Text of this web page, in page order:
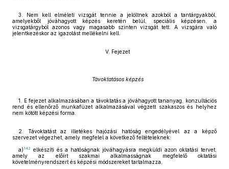
3. Nem kell elméleti vizsgát tennie a jelöltnek azokból a tantárgyakból,
amelyekből jóváhagyott képzés keretén belül, speciális képzésen, a
vizsgatárgyból azonos vagy magasabb szinten vizsgát tett. A vizsgára való
jelentkezéskor az igazolást mellékelni kell.
V. Fejezet
Távoktatásos képzés
1. E fejezet alkalmazásában a távoktatás a jóváhagyott tananyag, konzultációs
rend és ellenőrző munkafüzet alkalmazásával végzett szakaszos és helyhez
nem kötött képzési forma.
2. Távoktatást az illetékes hajózási hatóság engedélyével az a képző
szervezet végezhet, amely megfelel a következő feltételeknek:
a) 142
elkészíti és a hatóságnak jóváhagyásra megküldi azon oktatási tervet,
amely az előírt szakmai alkalmasságnak megfelelő oktatási
követelményrendszert és képzési módszereket tartalmazza,